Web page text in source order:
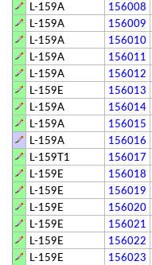
L-159A
156008
L-159A
156009
L-159A
156010
L-159A
156011
L-159A
156012
L-159E
156013
L-159A
156014
L-159A
156015
L-159A
156016
L-159T1
156017
L-159E
156018
L-159E
156019
L-159E
156020
L-159E
156021
L-159E
156022
L-159E
156023